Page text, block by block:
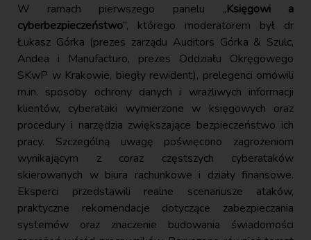
W ramach pierwszego panelu „Księgowi a
cyberbezpieczeństwo”, którego moderatorem był dr
Łukasz Górka (prezes zarządu Auditors Górka & Szulc,
Andea i Manufacturo, prezes Oddziału Okręgowego
SKwP w Krakowie, biegły rewident), prelegenci omówili
m.in. sposoby ochrony danych i wrażliwych informacji
klientów, cyberataki wymierzone w księgowych oraz
procedury i narzędzia zwiększające bezpieczeństwo ich
pracy. Szczególną uwagę poświęcono zagrożeniom
wynikającym z coraz częstszych cyberataków
skierowanych w biura rachunkowe i działy finansowe.
Eksperci przedstawili realne scenariusze ataków,
praktyczne rekomendacje dotyczące zabezpieczania
systemów oraz znaczenie budowania świadomości